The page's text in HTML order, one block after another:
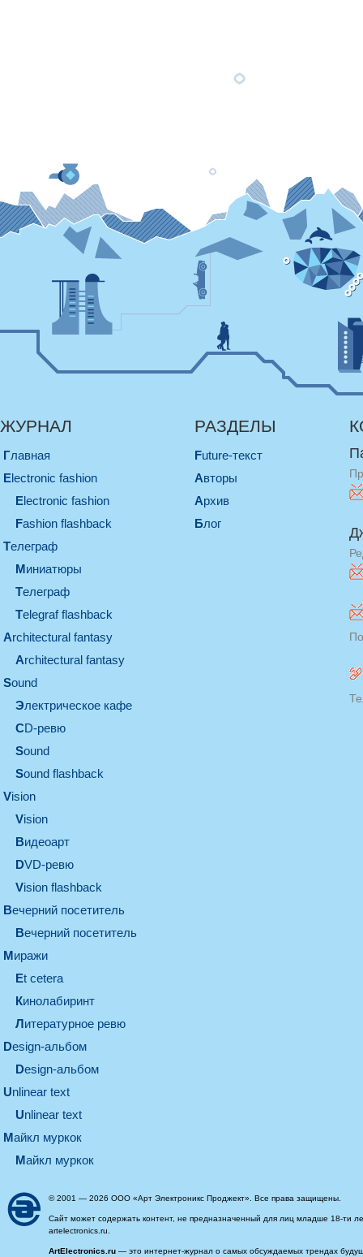
ЖУРНАЛ
Главная
electronic fashion
electronic fashion
Fashion flashback
телеграф
миниатюры
телеграф
Telegraf flashback
architectural fantasy
architectural fantasy
sound
электрическое кафе
CD-ревю
sound
Sound flashback
vision
vision
видеоарт
DVD-ревю
Vision flashback
вечерний посетитель
вечерний посетитель
миражи
et cetera
кинолабиринт
литературное ревю
design-альбом
design-альбом
unlinear text
Unlinear text
майкл муркок
майкл муркок
РАЗДЕЛЫ
Future-текст
Авторы
Архив
Блог
© 2001 — 2026 ООО «Арт Электроникс Проджект». Все права защищены.
Сайт может содержать контент, не предназначенный для лиц младше 18-ти
artelectronics.ru.
ArtElectronics.ru — это интернет-журнал о самых обсуждаемых трендах